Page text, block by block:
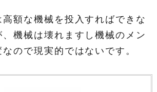
高額な機械を投入すればできな
、機械は壊れますし機械のメン
ので現実的ではないです。